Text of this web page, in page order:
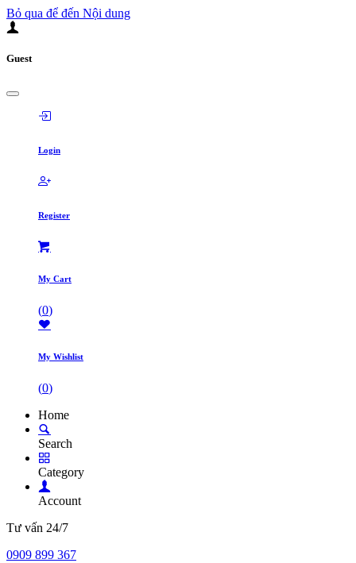
Bỏ qua để đến Nội dung
Guest
Login
Register
My Cart
(0)
My Wishlist
(0)
Home
Search
Category
Account
Tư vấn 24/7
0909 899 367